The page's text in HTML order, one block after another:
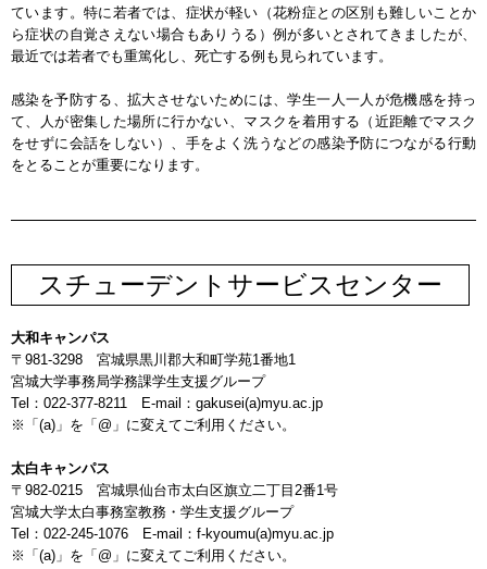
ています。特に若者では、症状が軽い（花粉症との区別も難しいことか
ら症状の自覚さえない場合もありうる）例が多いとされてきましたが、
最近では若者でも重篤化し、死亡する例も見られています。
感染を予防する、拡大させないためには、学生一人一人が危機感を持っ
て、人が密集した場所に行かない、マスクを着用する（近距離でマスク
をせずに会話をしない）、手をよく洗うなどの感染予防につながる行動
をとることが重要になります。
スチューデントサービスセンター
大和キャンパス
〒981-3298 宮城県黒川郡大和町学苑1番地1
宮城大学事務局学務課学生支援グループ
Tel：022-377-8211 E-mail：gakusei(a)myu.ac.jp
※「(a)」を「@」に変えてご利用ください。
太白キャンパス
〒982-0215 宮城県仙台市太白区旗立二丁目2番1号
宮城大学太白事務室教務・学生支援グループ
Tel：022-245-1076 E-mail：f-kyoumu(a)myu.ac.jp
※「(a)」を「@」に変えてご利用ください。